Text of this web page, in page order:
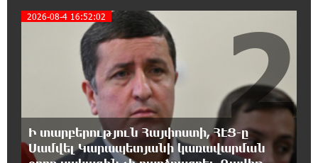
18:21:30 8-08-2026
Երևանում անցկացվել է հաշմանդամություն
ունեցող անձանց միջազգային մարզական
18:02:58 8-08-2026
Դմիտրի Մեդվեդև. Արևմուտքի
քաղաքականությունը Հայաստանի
նկատմամբ կրկնում է վրացական սցենարը
2026-08-4 16:52:02
Ի տարբերություն Հայփոստի, ՀԷՑ-ը
Սամվել Կարապետյանի կառավարման
2